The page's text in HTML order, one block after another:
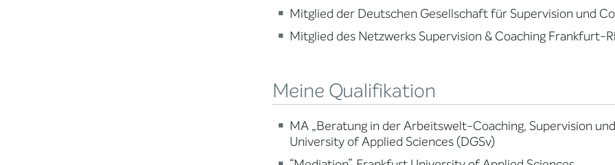
Mitglied der Deutschen Gesellschaft für Supervision und
Mitglied des Netzwerks Supervision & Coaching Frankfurt-
Meine Qualifikation
MA „Beratung in der Arbeitswelt-Coaching, Supervision
University of Applied Sciences (DGSv)